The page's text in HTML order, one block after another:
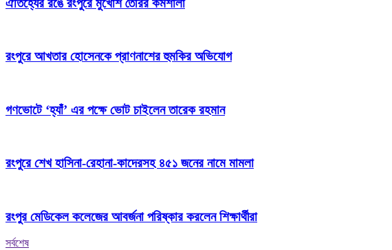
ঐতিহ্যের রঙে রংপুরে মুখোশ তৈরির কর্মশালা
রংপুরে আখতার হোসেনকে প্রাণনাশের হুমকির অভিযোগ
গণভোটে ‘হ্যাঁ’ এর পক্ষে ভোট চাইলেন তারেক রহমান
রংপুরে শেখ হাসিনা-রেহানা-কাদেরসহ ৪৫১ জনের নামে মামলা
রংপুর মেডিকেল কলেজের আবর্জনা পরিষ্কার করলেন শিক্ষার্থীরা
সর্বশেষ